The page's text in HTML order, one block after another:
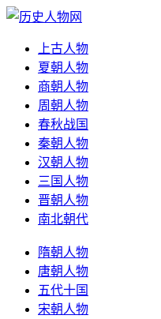
上古人物
夏朝人物
商朝人物
周朝人物
春秋战国
秦朝人物
汉朝人物
三国人物
晋朝人物
南北朝代
隋朝人物
唐朝人物
五代十国
宋朝人物